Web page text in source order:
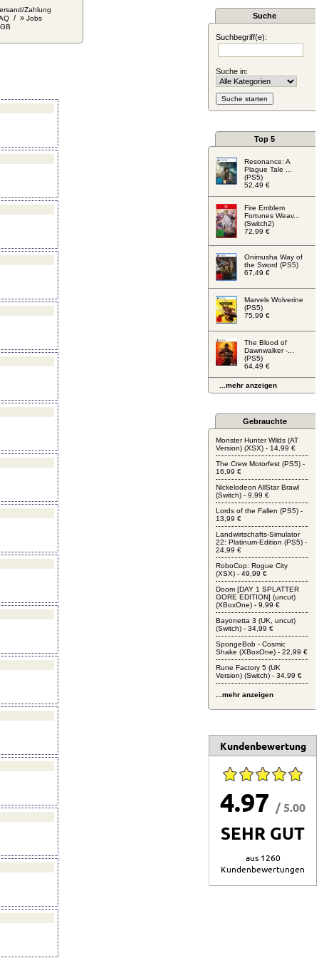
Zahlung
/ » Jobs
Suche
Suchbegriff(e):
Suche in:
Top 5
Resonance: A
Plague Tale ...
(PS5)
52,49 €
Fire Emblem
Fortunes Weav...
(Switch2)
72,99 €
Onimusha Way of
the Sword (PS5)
67,49 €
Marvels Wolverine
(PS5)
75,99 €
The Blood of
Dawnwalker -...
(PS5)
64,49 €
...mehr anzeigen
Gebrauchte
Monster Hunter Wilds (AT
Version) (XSX) - 14,99 €
The Crew Motorfest (PS5) -
16,99 €
Nickelodeon AllStar Brawl
(Switch) - 9,99 €
Lords of the Fallen (PS5) -
13,99 €
Landwirtschafts-Simulator
22: Platinum-Edition (PS5) -
24,99 €
RoboCop: Rogue City
(XSX) - 49,99 €
Doom [DAY 1 SPLATTER
GORE EDITION] (uncut)
(XBoxOne) - 9,99 €
Bayonetta 3 (UK, uncut)
(Switch) - 34,99 €
SpongeBob - Cosmic
Shake (XBoxOne) - 22,99 €
Rune Factory 5 (UK
Version) (Switch) - 34,99 €
...mehr anzeigen
Kundenbewertung
4.97 / 5.00
SEHR GUT
aus 1260
Kundenbewertungen